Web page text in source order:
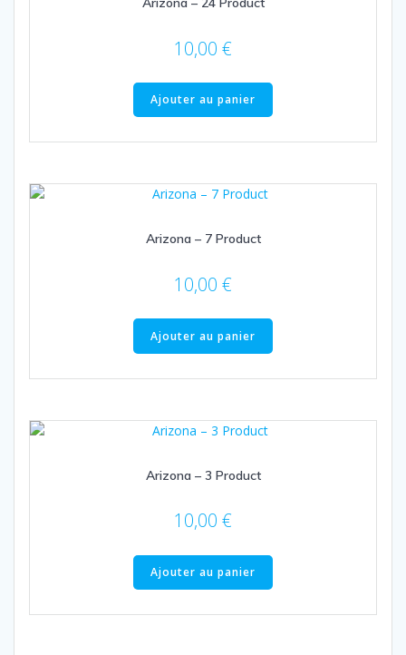
10,00 €
Ajouter au panier
Arizona – 7 Product
10,00 €
Ajouter au panier
Arizona – 3 Product
10,00 €
Ajouter au panier